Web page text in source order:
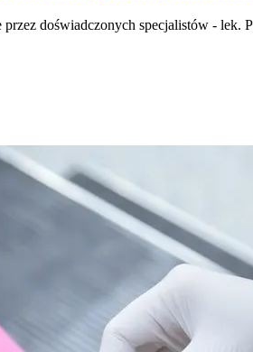
doświadczonych specjalistów - lek.